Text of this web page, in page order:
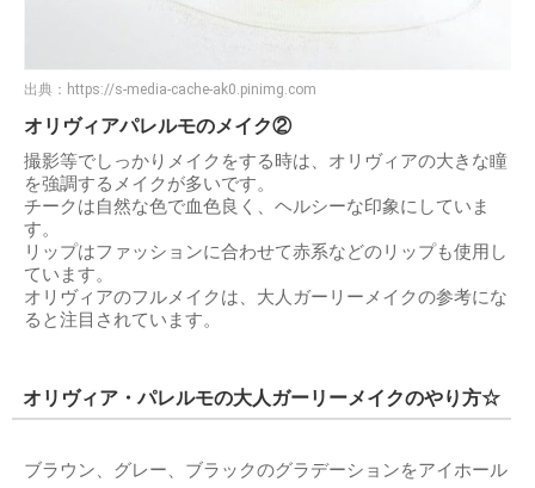
出典： https://s-media-cache-ak0.pinimg.com
オリヴィアパレルモのメイク②
撮影等でしっかりメイクをする時は、オリヴィアの大きな瞳
を強調するメイクが多いです。